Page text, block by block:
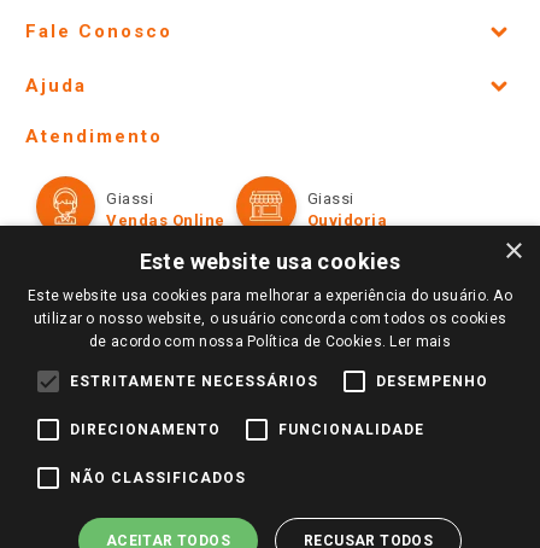
Fale Conosco
Lojas Físicas e Horários
Ofertas
Televendas
Perguntas frequentes
Trabalhe Conosco
Identidade Visual
Ajuda
Formas de Pagamento
Políticas de entrega
Trocas e Devoluções
Atendimento
Giassi
Vendas Online
Giassi
Ouvidoria
Redes Sociais
Pagamento e Segurança
×
Este website usa cookies
Este website usa cookies para melhorar a experiência do usuário. Ao
utilizar o nosso website, o usuário concorda com todos os cookies
de acordo com nossa Política de Cookies. Ler mais
ESTRITAMENTE NECESSÁRIOS DESEMPENHO
DIRECIONAMENTO FUNCIONALIDADE
NÃO CLASSIFICADOS
ACEITAR TODOS RECUSAR TODOS